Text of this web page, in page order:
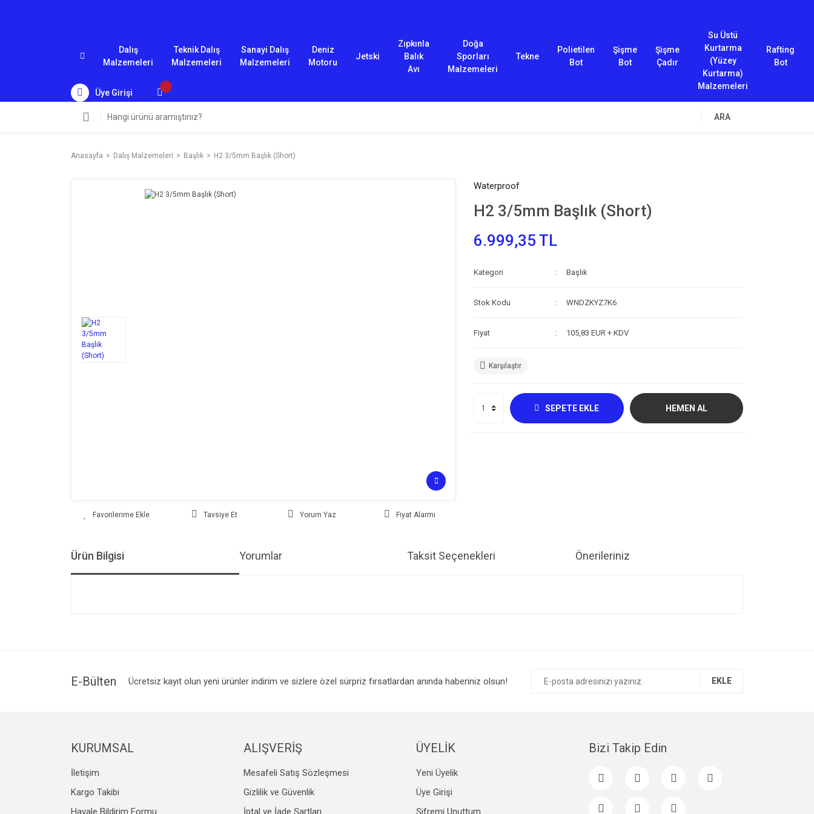
Dalış
Malzemeleri
Teknik Dalış
Malzemeleri
Sanayi Dalış
Malzemeleri
Deniz
Motoru
Jetski
Zıpkınla
Balık
Avı
Doğa
Sporları
Malzemeleri
Tekne
Polietilen
Bot
Şişme
Bot
Şişme
Çadır
Su Üstü
Kurtarma
(Yüzey
Kurtarma)
Malzemeleri
Rafting
Bot
Üye Girişi
ARA
Anasayfa Dalış Malzemeleri Başlık H2 3/5mm Başlık (Short)
Tavsiye Et Yorum Yaz Fiyat Alarmı
Waterproof
H2 3/5mm Başlık (Short)
6.999,35 TL
Kategori Başlık
Stok Kodu WNDZKYZ7K6
Fiyat 105,83 EUR + KDV
Karşılaştır
SEPETE EKLE HEMEN AL
Ürün Bilgisi Yorumlar Taksit Seçenekleri Önerileriniz
Ürün bilgilerinde hatalar bulunuyor.
Gönder
E-Bülten Ücretsiz kayıt olun yeni ürünler indirim ve sizlere özel sürpriz fırsatlardan anında haberiniz olsun! EKLE
KURUMSAL
İletişim
Kargo Takibi
Havale Bildirim Formu
ALIŞVERİŞ
Mesafeli Satış Sözleşmesi
Gizlilik ve Güvenlik
İptal ve İade Şartları
ÜYELİK
Yeni Üyelik
Üye Girişi
Şifremi Unuttum
Bizi Takip Edin